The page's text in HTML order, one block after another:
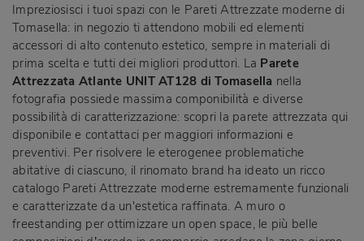
Impreziosisci i tuoi spazi con le Pareti Attrezzate moderne di
Tomasella: in negozio ti attendono mobili ed elementi
accessori di alto contenuto estetico, sempre in materiali di
prima scelta e tutti dei migliori produttori. La Parete
Attrezzata Atlante UNIT AT128 di Tomasella nella
fotografia possiede massima componibilità e diverse
possibilità di caratterizzazione: scopri la parete attrezzata qui
disponibile e contattaci per maggiori informazioni e
preventivi. Per risolvere le eterogenee problematiche
abitative di ciascuno, il rinomato brand ha ideato un ricco
catalogo Pareti Attrezzate moderne estremamente funzionali
e caratterizzate da un'estetica raffinata. A muro o
freestanding per ottimizzare un open space, le più belle